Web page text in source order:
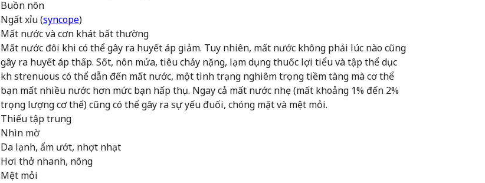
Buồn nôn
Ngất xỉu (syncope)
Mất nước và cơn khát bất thường
Mất nước đôi khi có thể gây ra huyết áp giảm. Tuy nhiên, mất nước không phải lúc nào cũng
gây ra huyết áp thấp. Sốt, nôn mửa, tiêu chảy nặng, lạm dụng thuốc lợi tiểu và tập thể dục
kh strenuous có thể dẫn đến mất nước, một tình trạng nghiêm trọng tiềm tàng mà cơ thể
bạn mất nhiều nước hơn mức bạn hấp thụ. Ngay cả mất nước nhẹ (mất khoảng 1% đến 2%
trọng lượng cơ thể) cũng có thể gây ra sự yếu đuối, chóng mặt và mệt mỏi.
Thiếu tập trung
Nhìn mờ
Da lạnh, ẩm ướt, nhợt nhạt
Hơi thở nhanh, nông
Mệt mỏi